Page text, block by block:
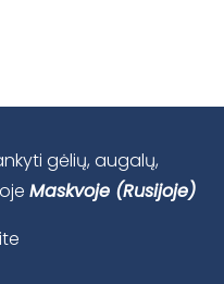
gėlių, augalų,
Maskvoje (Rusijoje)